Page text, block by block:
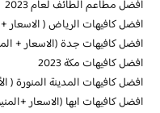
افضل مطاعم الطائف لعام 2023
افضل كافيهات الرياض ( الاسعار
افضل كافيهات جدة (الاسعار +
افضل كافيهات مكة 2023
افضل كافيهات المدينة المنورة (
افضل كافيهات ابها (الاسعار